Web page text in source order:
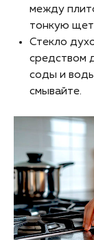
между
тонкую
Стекло
средством
соды и
смывайте.